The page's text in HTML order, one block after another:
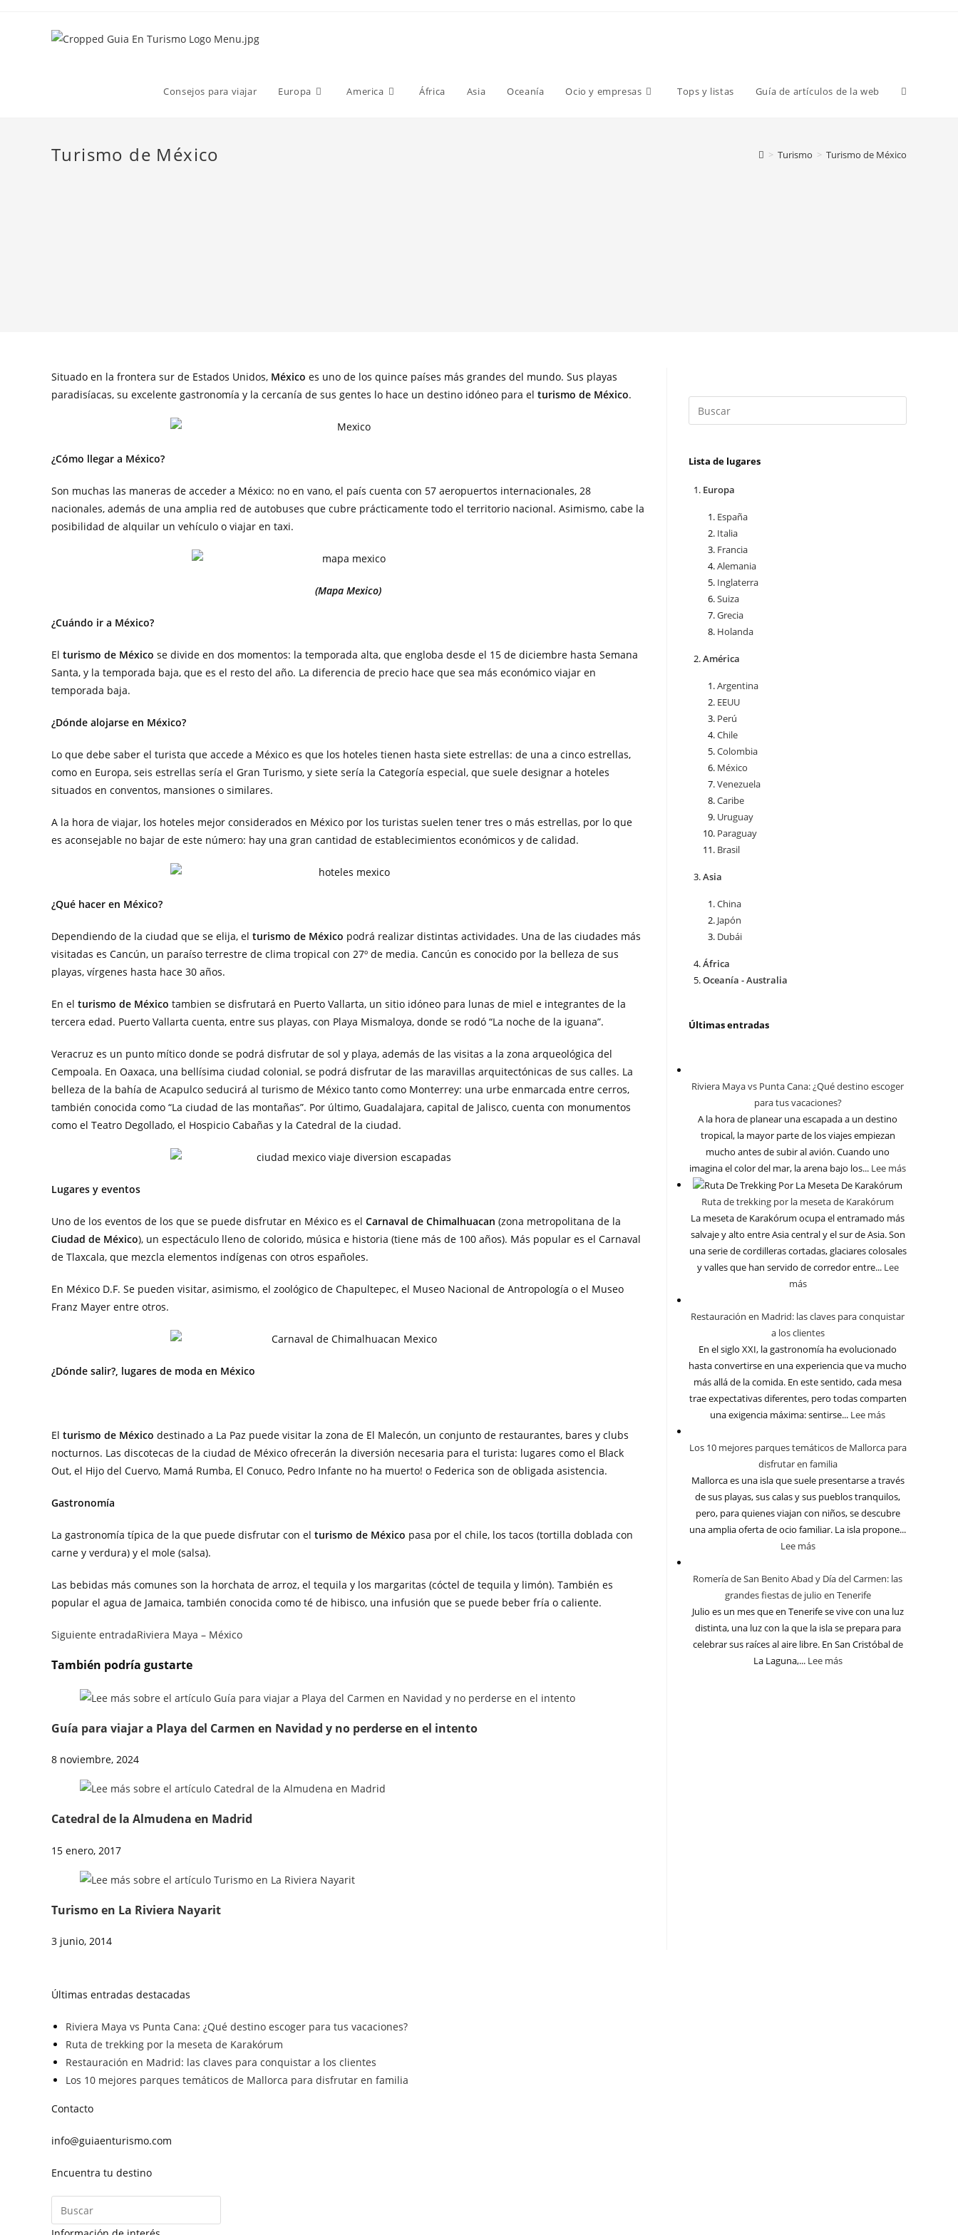
Consejos para viajar Europa America África Asia Oceanía Ocio y empresas Tops y listas Guía de artículos de la web
Turismo de México > Turismo > Turismo de México
Situado en la frontera sur de Estados Unidos, México es uno de los quince países más grandes del mundo. Sus playas
paradisíacas, su excelente gastronomía y la cercanía de sus gentes lo hace un destino idóneo para el turismo de México.
¿Cómo llegar a México?
Son muchas las maneras de acceder a México: no en vano, el país cuenta con 57 aeropuertos internacionales, 28
nacionales, además de una amplia red de autobuses que cubre prácticamente todo el territorio nacional. Asimismo, cabe la
posibilidad de alquilar un vehículo o viajar en taxi.
(Mapa Mexico)
¿Cuándo ir a México?
El turismo de México se divide en dos momentos: la temporada alta, que engloba desde el 15 de diciembre hasta Semana
Santa, y la temporada baja, que es el resto del año. La diferencia de precio hace que sea más económico viajar en
temporada baja.
¿Dónde alojarse en México?
Lo que debe saber el turista que accede a México es que los hoteles tienen hasta siete estrellas: de una a cinco estrellas,
como en Europa, seis estrellas sería el Gran Turismo, y siete sería la Categoría especial, que suele designar a hoteles
situados en conventos, mansiones o similares.
A la hora de viajar, los hoteles mejor considerados en México por los turistas suelen tener tres o más estrellas, por lo que
es aconsejable no bajar de este número: hay una gran cantidad de establecimientos económicos y de calidad.
¿Qué hacer en México?
Dependiendo de la ciudad que se elija, el turismo de México podrá realizar distintas actividades. Una de las ciudades más
visitadas es Cancún, un paraíso terrestre de clima tropical con 27º de media. Cancún es conocido por la belleza de sus
playas, vírgenes hasta hace 30 años.
En el turismo de México tambien se disfrutará en Puerto Vallarta, un sitio idóneo para lunas de miel e integrantes de la
tercera edad. Puerto Vallarta cuenta, entre sus playas, con Playa Mismaloya, donde se rodó “La noche de la iguana”.
Veracruz es un punto mítico donde se podrá disfrutar de sol y playa, además de las visitas a la zona arqueológica del
Cempoala. En Oaxaca, una bellísima ciudad colonial, se podrá disfrutar de las maravillas arquitectónicas de sus calles. La
belleza de la bahía de Acapulco seducirá al turismo de México tanto como Monterrey: una urbe enmarcada entre cerros,
también conocida como “La ciudad de las montañas”. Por último, Guadalajara, capital de Jalisco, cuenta con monumentos
como el Teatro Degollado, el Hospicio Cabañas y la Catedral de la ciudad.
Lugares y eventos
Uno de los eventos de los que se puede disfrutar en México es el Carnaval de Chimalhuacan (zona metropolitana de la
Ciudad de México), un espectáculo lleno de colorido, música e historia (tiene más de 100 años). Más popular es el Carnaval
de Tlaxcala, que mezcla elementos indígenas con otros españoles.
En México D.F. Se pueden visitar, asimismo, el zoológico de Chapultepec, el Museo Nacional de Antropología o el Museo
Franz Mayer entre otros.
¿Dónde salir?, lugares de moda en México
El turismo de México destinado a La Paz puede visitar la zona de El Malecón, un conjunto de restaurantes, bares y clubs
nocturnos. Las discotecas de la ciudad de México ofrecerán la diversión necesaria para el turista: lugares como el Black
Out, el Hijo del Cuervo, Mamá Rumba, El Conuco, Pedro Infante no ha muerto! o Federica son de obligada asistencia.
Gastronomía
La gastronomía típica de la que puede disfrutar con el turismo de México pasa por el chile, los tacos (tortilla doblada con
carne y verdura) y el mole (salsa).
Las bebidas más comunes son la horchata de arroz, el tequila y los margaritas (cóctel de tequila y limón). También es
popular el agua de Jamaica, también conocida como té de hibisco, una infusión que se puede beber fría o caliente.
Siguiente entradaRiviera Maya – México
También podría gustarte
Guía para viajar a Playa del Carmen en Navidad y no perderse en el intento
8 noviembre, 2024
Catedral de la Almudena en Madrid
15 enero, 2017
Turismo en La Riviera Nayarit
3 junio, 2014
Lista de lugares
Europa
España
Italia
Francia
Alemania
Inglaterra
Suiza
Grecia
Holanda
América
Argentina
EEUU
Perú
Chile
Colombia
México
Venezuela
Caribe
Uruguay
Paraguay
Brasil
Asia
China
Japón
Dubái
África
Oceanía - Australia
Últimas entradas
Riviera Maya vs Punta Cana: ¿Qué destino escoger
para tus vacaciones?
A la hora de planear una escapada a un destino
tropical, la mayor parte de los viajes empiezan
mucho antes de subir al avión. Cuando uno
imagina el color del mar, la arena bajo los... Lee más
Ruta de trekking por la meseta de Karakórum
La meseta de Karakórum ocupa el entramado más
salvaje y alto entre Asia central y el sur de Asia. Son
una serie de cordilleras cortadas, glaciares colosales
y valles que han servido de corredor entre... Lee
más
Restauración en Madrid: las claves para conquistar
a los clientes
En el siglo XXI, la gastronomía ha evolucionado
hasta convertirse en una experiencia que va mucho
más allá de la comida. En este sentido, cada mesa
trae expectativas diferentes, pero todas comparten
una exigencia máxima: sentirse... Lee más
Los 10 mejores parques temáticos de Mallorca para
disfrutar en familia
Mallorca es una isla que suele presentarse a través
de sus playas, sus calas y sus pueblos tranquilos,
pero, para quienes viajan con niños, se descubre
una amplia oferta de ocio familiar. La isla propone...
Lee más
Romería de San Benito Abad y Día del Carmen: las
grandes fiestas de julio en Tenerife
Julio es un mes que en Tenerife se vive con una luz
distinta, una luz con la que la isla se prepara para
celebrar sus raíces al aire libre. En San Cristóbal de
La Laguna,... Lee más
Últimas entradas destacadas
Riviera Maya vs Punta Cana: ¿Qué destino escoger para tus vacaciones?
Ruta de trekking por la meseta de Karakórum
Restauración en Madrid: las claves para conquistar a los clientes
Los 10 mejores parques temáticos de Mallorca para disfrutar en familia
Contacto
info@guiaenturismo.com
Encuentra tu destino